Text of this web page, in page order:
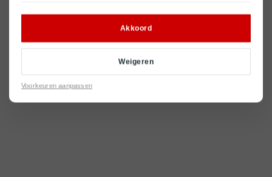
Akkoord
Weigeren
Voorkeuren aanpassen